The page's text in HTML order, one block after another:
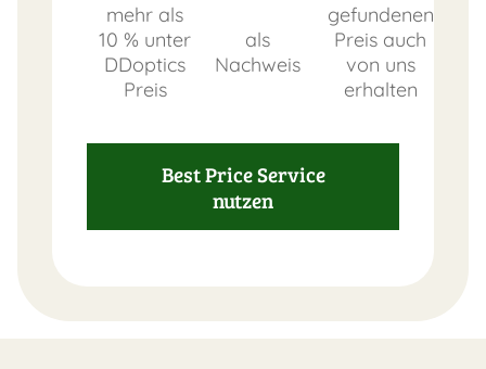
mehr als
10 % unter
DDoptics
Preis
als
Nachweis
gefundenen
Preis auch
von uns
erhalten
Best Price Service
nutzen